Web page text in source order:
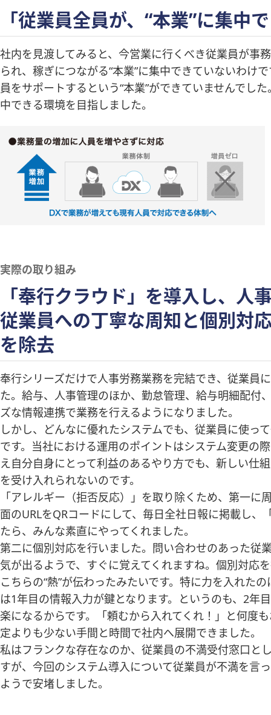
「従業員全員が、“本業”に集中
社内を見渡してみると、今営業に行くべき従業員が事
られ、稼ぎにつながる“本業”に集中できていないわけ
員をサポートするという“本業”ができていませんでし
中できる環境を目指しました。
実際の取り組み
「奉行クラウド」を導入し、人
従業員への丁寧な周知と個別対
を除去
奉行シリーズだけで人事労務業務を完結でき、従業員
た。給与、人事管理のほか、勤怠管理、給与明細配付
ズな情報連携で業務を行えるようになりました。
しかし、どんなに優れたシステムでも、従業員に使っ
です。当社における運用のポイントはシステム変更の
え自分自身にとって利益のあるやり方でも、新しい仕
を受け入れられないのです。
「アレルギー（拒否反応）」を取り除くため、第一
面のURLをQRコードにして、毎日全社日報に掲載し
たら、みんな素直にやってくれました。
第二に個別対応を行いました。問い合わせのあった従
気が出るようで、すぐに覚えてくれますね。個別対応
こちらの“熱”が伝わったみたいです。特に力を入れた
は1年目の情報入力が鍵となります。というのも、2年
楽になるからです。「頼むから入れてくれ！」と何度
定よりも少ない手間と時間で社内へ展開できました。
私はフランクな存在なのか、従業員の不満受付窓口と
すが、今回のシステム導入について従業員が不満を言
ようで安堵しました。